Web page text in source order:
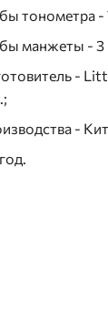
тонометра -
манжеты - 3
-
-